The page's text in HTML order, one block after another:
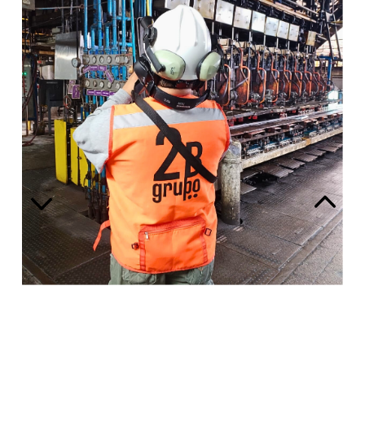
INICIO
PRODUCTOS
SERVICIOS
NOSOTROS
CONTACTO